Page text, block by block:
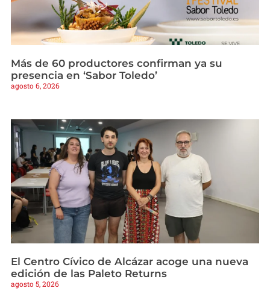
Más de 60 productores confirman ya su
presencia en ‘Sabor Toledo’
agosto 6, 2026
El Centro Cívico de Alcázar acoge una nueva
edición de las Paleto Returns
agosto 5, 2026